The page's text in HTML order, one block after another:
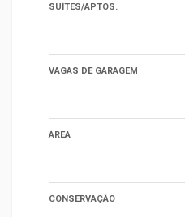
SUÍTES/APTOS.
VAGAS DE GARAGEM
ÁREA
CONSERVAÇÃO